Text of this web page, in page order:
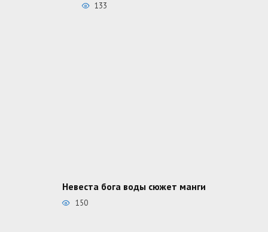
133
Невеста бога воды сюжет манги
150